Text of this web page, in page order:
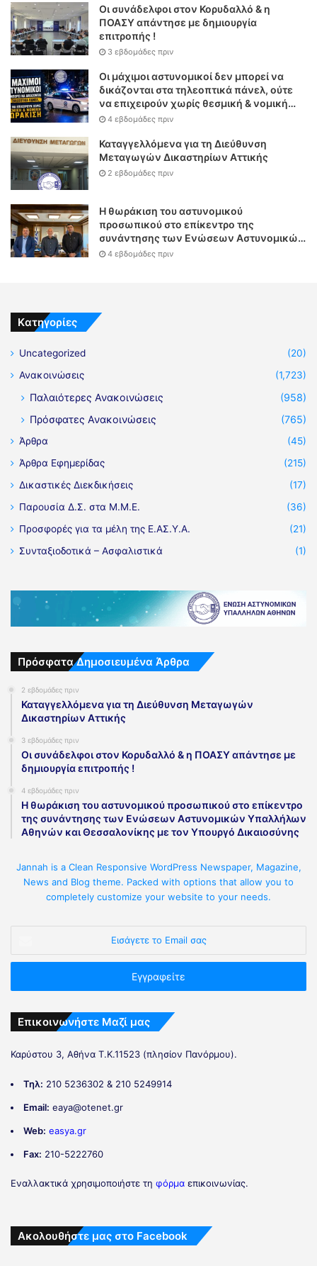
Οι συνάδελφοι στον Κορυδαλλό & η
ΠΟΑΣΥ απάντησε με δημιουργία
επιτροπής !
3 εβδομάδες πριν
Οι μάχιμοι αστυνομικοί δεν μπορεί να
δικάζονται στα τηλεοπτικά πάνελ, ούτε
να επιχειρούν χωρίς θεσμική & νομική
θωράκιση
4 εβδομάδες πριν
Καταγγελλόμενα για τη Διεύθυνση
Μεταγωγών Δικαστηρίων Αττικής
2 εβδομάδες πριν
Η θωράκιση του αστυνομικού
προσωπικού στο επίκεντρο της
συνάντησης των Ενώσεων Αστυνομικών
Υπαλλήλων Αθηνών και Θεσσαλονίκης
4 εβδομάδες πριν
Kατηγορίες
Uncategorized
(20)
Ανακοινώσεις
(1,723)
Παλαιότερες Ανακοινώσεις
(958)
Πρόσφατες Ανακοινώσεις
(765)
Άρθρα
(45)
Άρθρα Εφημερίδας
(215)
Δικαστικές Διεκδικήσεις
(17)
Παρουσία Δ.Σ. στα Μ.Μ.Ε.
(36)
Προσφορές για τα μέλη της Ε.ΑΣ.Υ.Α.
(21)
Συνταξιοδοτικά – Ασφαλιστικά
(1)
Πρόσφατα Δημοσιευμένα Άρθρα
2 εβδομάδες πριν
Καταγγελλόμενα για τη Διεύθυνση Μεταγωγών
Δικαστηρίων Αττικής
3 εβδομάδες πριν
Οι συνάδελφοι στον Κορυδαλλό & η ΠΟΑΣΥ απάντησε με
δημιουργία επιτροπής !
4 εβδομάδες πριν
Η θωράκιση του αστυνομικού προσωπικού στο επίκεντρο
της συνάντησης των Ενώσεων Αστυνομικών Υπαλλήλων
Αθηνών και Θεσσαλονίκης με τον Υπουργό Δικαιοσύνης
Jannah is a Clean Responsive WordPress Newspaper, Magazine,
News and Blog theme. Packed with options that allow you to
completely customize your website to your needs.
Επικοινωνήστε Μαζί μας
Καρύστου 3, Αθήνα Τ.Κ.11523 (πλησίον Πανόρμου).
Τηλ: 210 5236302 & 210 5249914
Email: eaya@otenet.gr
Web: easya.gr
Fax: 210-5222760
Εναλλακτικά χρησιμοποιήστε τη φόρμα επικοινωνίας.
Ακολουθήστε μας στο Facebook